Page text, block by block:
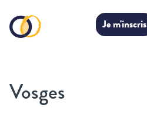
Je m'inscris
Vosges